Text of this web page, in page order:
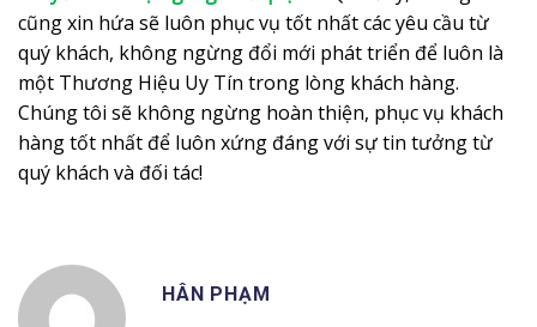
cũng xin hứa sẽ luôn phục vụ tốt nhất các yêu cầu từ
quý khách, không ngừng đổi mới phát triển để luôn là
một Thương Hiệu Uy Tín trong lòng khách hàng.
Chúng tôi sẽ không ngừng hoàn thiện, phục vụ khách
hàng tốt nhất để luôn xứng đáng với sự tin tưởng từ
quý khách và đối tác!
HÂN PHẠM